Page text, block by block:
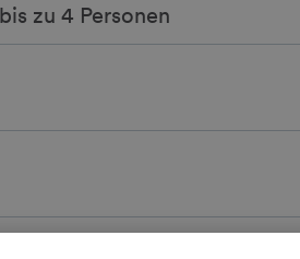
zu 4 Personen
Back-Office hat kein